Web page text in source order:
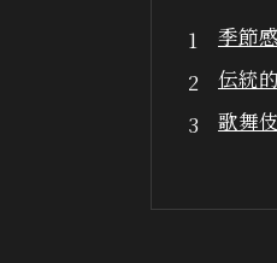
季節
伝統
歌舞
小道
舞台